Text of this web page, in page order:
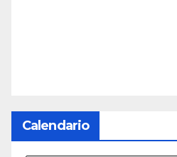
Calendario